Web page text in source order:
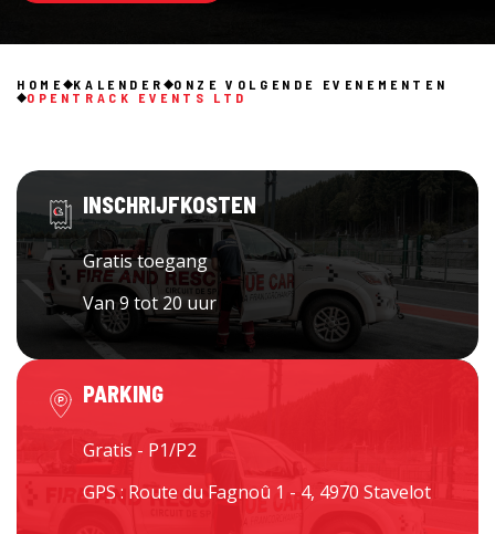
HOME KALENDER
ONZE VOLGENDE EVENEMENTEN
OPENTRACK EVENTS LTD
INSCHRIJFKOSTEN
Gratis toegang
Van 9 tot 20 uur
PARKING
Gratis - P1/P2
GPS : Route du Fagnoû 1 - 4, 4970 Stavelot